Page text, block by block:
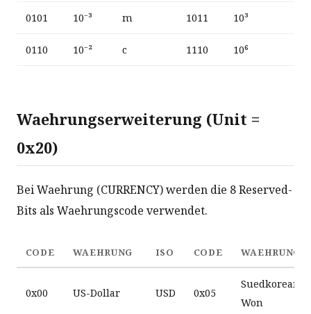
0101 10⁻³ m 1011 10³
0110 10⁻² c 1110 10⁶
Waehrungserweiterung (Unit =
0x20)
Bei Waehrung (CURRENCY) werden die 8 Reserved-
Bits als Waehrungscode verwendet.
CODE WAEHRUNG ISO CODE WAEHRUNG
0x00 US-Dollar USD 0x05
Won